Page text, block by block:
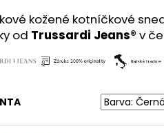
kožené kotníčkové
od Trussardi Jeans® v
- NORMÁLNÍ